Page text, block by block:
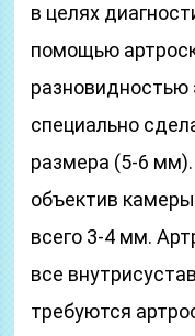
в целях
помощью
разновидностью
специально
размера (5-6
объектив
всего 3-4 мм.
все
требуются